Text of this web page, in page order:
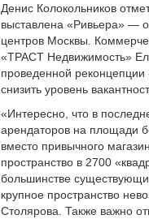
Денис Колокольников
выставлена «Ривьера» —
центров Москвы.
«ТРАСТ Недвижимость»
проведенной
снизить уровень
«Интересно, что в
арендаторов на площади
вместо привычного
пространство в 2700
большинстве
крупное пространство
Столярова. Также важно